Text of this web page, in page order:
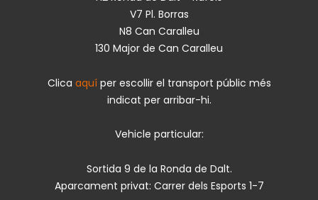
V7 Pl. Borras
N8 Can Caralleu
130 Major de Can Caralleu
Clica aquí per escollir el transport públic més
indicat per arribar-hi.
Vehicle particular:
Sortida 9 de la Ronda de Dalt.
Aparcament privat: Carrer dels Esports 1-7